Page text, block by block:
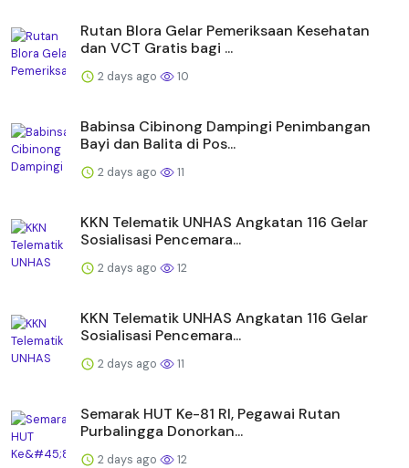
Rutan Blora Gelar Pemeriksaan Kesehatan
dan VCT Gratis bagi ...
2 days ago 10
Babinsa Cibinong Dampingi Penimbangan
Bayi dan Balita di Pos...
2 days ago 11
KKN Telematik UNHAS Angkatan 116 Gelar
Sosialisasi Pencemara...
2 days ago 12
KKN Telematik UNHAS Angkatan 116 Gelar
Sosialisasi Pencemara...
2 days ago 11
Semarak HUT Ke-81 RI, Pegawai Rutan
Purbalingga Donorkan...
2 days ago 12